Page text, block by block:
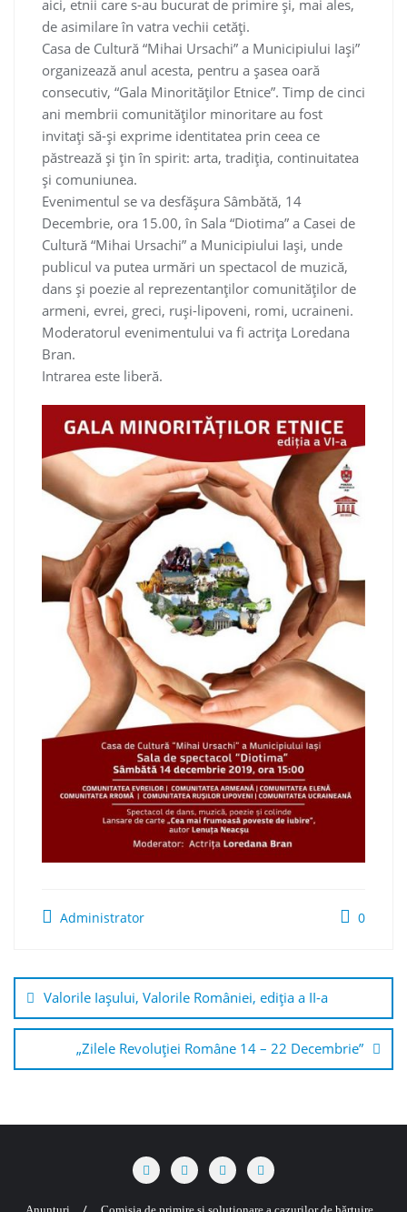
aici, etnii care s-au bucurat de primire și, mai ales,
de asimilare în vatra vechii cetăți.
Casa de Cultură “Mihai Ursachi” a Municipiului Iași”
organizează anul acesta, pentru a șasea oară
consecutiv, “Gala Minorităților Etnice”. Timp de cinci
ani membrii comunităților minoritare au fost
invitați să-și exprime identitatea prin ceea ce
păstrează și țin în spirit: arta, tradiția, continuitatea
și comuniunea.
Evenimentul se va desfășura Sâmbătă, 14
Decembrie, ora 15.00, în Sala “Diotima” a Casei de
Cultură “Mihai Ursachi” a Municipiului Iași, unde
publicul va putea urmări un spectacol de muzică,
dans și poezie al reprezentanților comunităților de
armeni, evrei, greci, ruși-lipoveni, romi, ucraineni.
Moderatorul evenimentului va fi actrița Loredana
Bran.
Intrarea este liberă.
Administrator 0
în
articole
Valorile Iașului, Valorile României, ediția a II-a
„Zilele Revoluţiei Române 14 – 22 Decembrie”